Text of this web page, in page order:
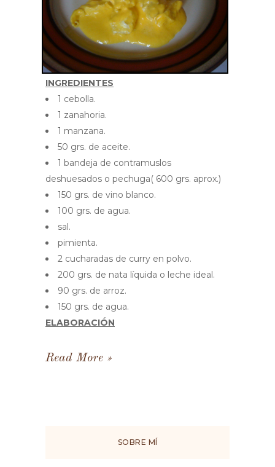
INGREDIENTES
1 cebolla.
1 zanahoria.
1 manzana.
50 grs. de aceite.
1 bandeja de contramuslos
deshuesados o pechuga( 600 grs. aprox.)
150 grs. de vino blanco.
100 grs. de agua.
sal.
pimienta.
2 cucharadas de curry en polvo.
200 grs. de nata líquida o leche ideal.
90 grs. de arroz.
150 grs. de agua.
ELABORACIÓN
Read More
SOBRE MÍ